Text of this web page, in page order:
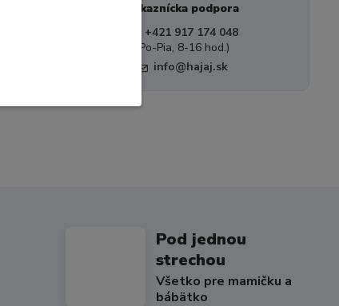
Zákaznícka podpora
+421 917 174 048
(Po-Pia, 8-16 hod.)
info@hajaj.sk
Pod jednou
strechou
Všetko pre mamičku a
bábätko